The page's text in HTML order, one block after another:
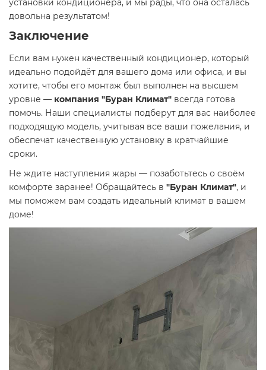
установки кондиционера, и мы рады, что она осталась
довольна результатом!
Заключение
Если вам нужен качественный кондиционер, который
идеально подойдёт для вашего дома или офиса, и вы
хотите, чтобы его монтаж был выполнен на высшем
уровне — компания "Буран Климат" всегда готова
помочь. Наши специалисты подберут для вас наиболее
подходящую модель, учитывая все ваши пожелания, и
обеспечат качественную установку в кратчайшие
сроки.
Не ждите наступления жары — позаботьтесь о своём
комфорте заранее! Обращайтесь в "Буран Климат", и
мы поможем вам создать идеальный климат в вашем
доме!